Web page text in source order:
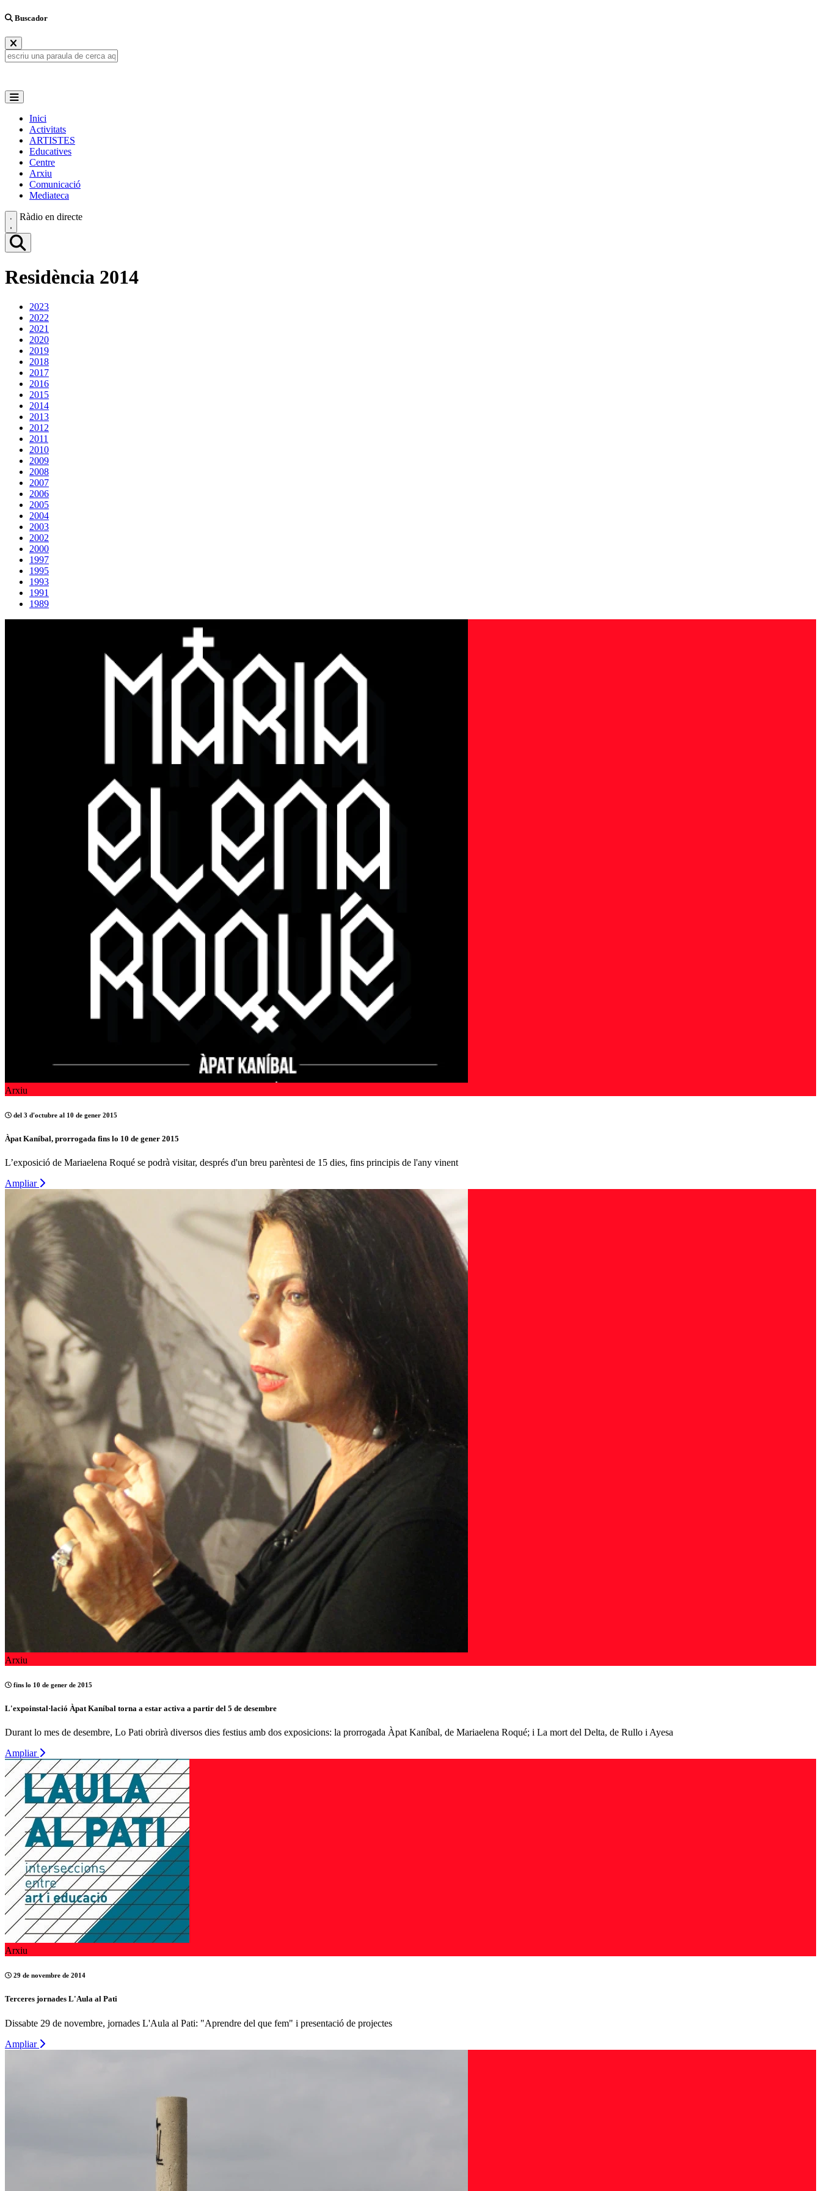
Buscador
Inici
Activitats
ARTISTES
Educatives
Centre
Arxiu
Comunicació
Mediateca
Ràdio en directe
Residència 2014
2023
2022
2021
2020
2019
2018
2017
2016
2015
2014
2013
2012
2011
2010
2009
2008
2007
2006
2005
2004
2003
2002
2000
1997
1995
1993
1991
1989
Arxiu
del 3 d'octubre al 10 de gener 2015
Àpat Kaníbal, prorrogada fins lo 10 de gener 2015
L’exposició de Mariaelena Roqué se podrà visitar, després d'un breu parèntesi de 15 dies, fins principis de l'any vinent
Ampliar
Arxiu
fins lo 10 de gener de 2015
L'expoinstal·lació Àpat Kaníbal torna a estar activa a partir del 5 de desembre
Durant lo mes de desembre, Lo Pati obrirà diversos dies festius amb dos exposicions: la prorrogada Àpat Kaníbal, de Mariaelena Roqué; i La mort del Delta, de Rullo i Ayesa
Ampliar
Arxiu
29 de novembre de 2014
Terceres jornades L'Aula al Pati
Dissabte 29 de novembre, jornades L'Aula al Pati: "Aprendre del que fem" i presentació de projectes
Ampliar